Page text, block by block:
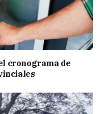
cronograma de